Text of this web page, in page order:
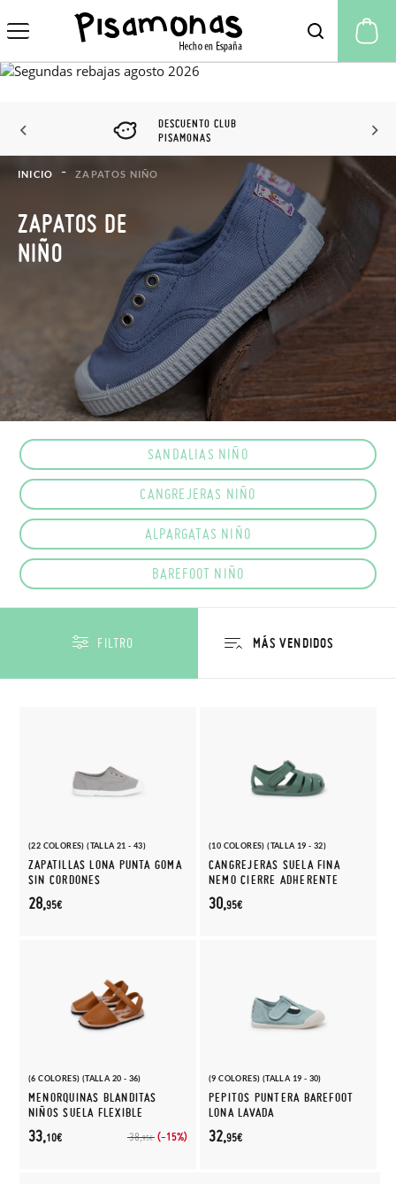
DESCUENTO CLUB
PISAMONAS
INICIO ZAPATOS NIÑO
ZAPATOS DE
NIÑO
SANDALIAS NIÑO
CANGREJERAS NIÑO
ALPARGATAS NIÑO
BAREFOOT NIÑO
FILTRO
(22 COLORES) (TALLA 21 - 43)
ZAPATILLAS LONA PUNTA GOMA
SIN CORDONES
28,95€
(10 COLORES) (TALLA 19 - 32)
CANGREJERAS SUELA FINA
NEMO CIERRE ADHERENTE
30,95€
(6 COLORES) (TALLA 20 - 36)
MENORQUINAS BLANDITAS
NIÑOS SUELA FLEXIBLE
38,95€ (-15%)
33,10€
(9 COLORES) (TALLA 19 - 30)
PEPITOS PUNTERA BAREFOOT
LONA LAVADA
32,95€